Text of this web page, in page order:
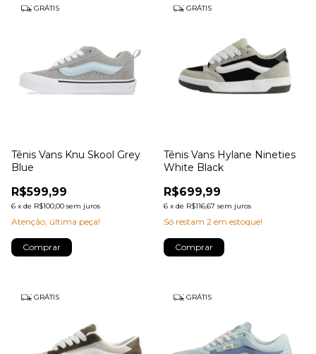
GRÁTIS
Tênis Vans Knu Skool Grey
Blue
R$599,99
6 x de R$100,00 sem juros
Atenção, última peça!
Comprar
GRÁTIS
Tênis Vans Hylane Nineties
White Black
R$699,99
6 x de R$116,67 sem juros
Só restam 2 em estoque!
Comprar
GRÁTIS GRÁTIS